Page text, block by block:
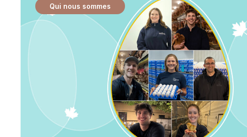
Qui nous sommes
: